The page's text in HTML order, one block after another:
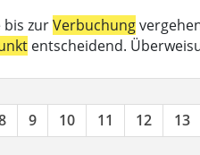
bis zurVerbuchung
entscheidend.
9 10 11 12 13